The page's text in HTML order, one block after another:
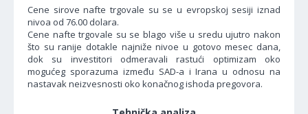
Cene sirove nafte trgovale su se u evropskoj sesiji iznad
nivoa od 76.00 dolara.
Cene nafte trgovale su se blago više u sredu ujutro nakon
što su ranije dotakle najniže nivoe u gotovo mesec dana,
dok su investitori odmeravali rastući optimizam oko
mogućeg sporazuma između SAD-a i Irana u odnosu na
nastavak neizvesnosti oko konačnog ishoda pregovora.